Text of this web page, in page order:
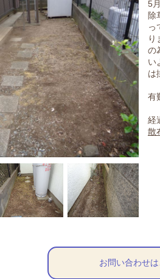
5
除
っ
り
の
い
は
有
経
散
お問い合わせ